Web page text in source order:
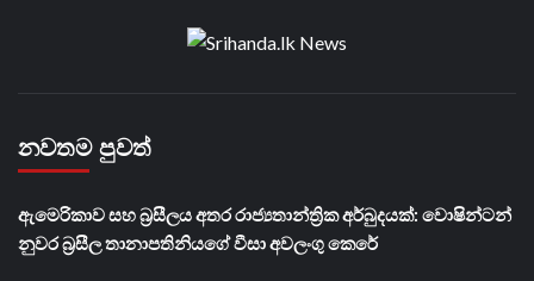
නවතම පුවත්
ඇමෙරිකාව සහ බ්‍රසීලය අතර රාජ්‍යතාන්ත්‍රික අර්බුදයක්: වොෂින්ටන්
නුවර බ්‍රසීල තානාපතිනියගේ වීසා අවලංගු කෙරේ